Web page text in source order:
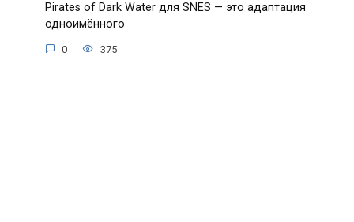
Pirates of Dark Water для SNES — это адаптация
одноимённого
0 375